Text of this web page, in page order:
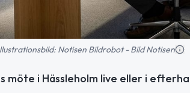
Notisen Bildrobot - Bild Notisen
möte i Hässleholm live eller i